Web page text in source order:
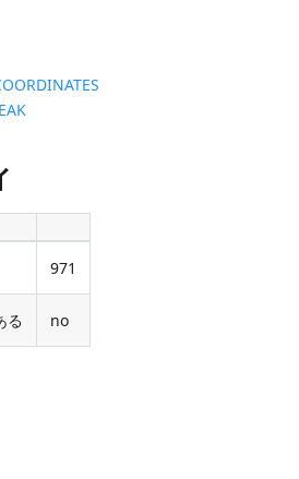
971
る no